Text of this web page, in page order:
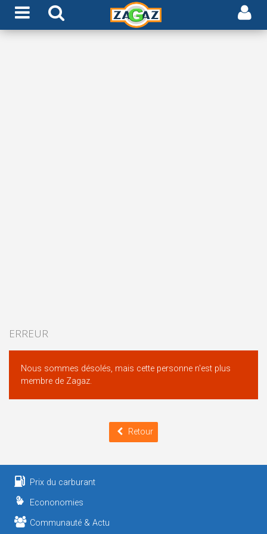
ERREUR
Nous sommes désolés, mais cette personne n'est plus
membre de Zagaz.
Retour
Prix du carburant
Econonomies
Communauté & Actu